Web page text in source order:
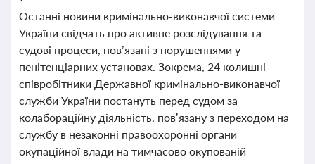
Останні новини кримінально-виконавчої системи
України свідчать про активне розслідування та
судові процеси, пов’язані з порушеннями у
пенітенціарних установах. Зокрема, 24 колишні
співробітники Державної кримінально-виконавчої
служби України постануть перед судом за
колабораційну діяльність, пов’язану з переходом на
службу в незаконні правоохоронні органи
окупаційної влади на тимчасово окупованій